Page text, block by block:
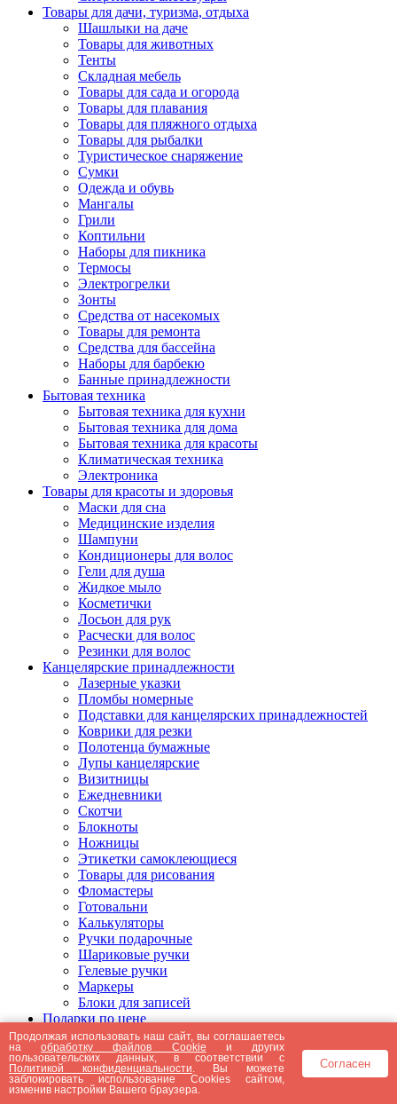
Товары для дачи, туризма, отдыха
Шашлыки на даче
Товары для животных
Тенты
Складная мебель
Товары для сада и огорода
Товары для плавания
Товары для пляжного отдыха
Товары для рыбалки
Туристическое снаряжение
Сумки
Одежда и обувь
Мангалы
Грили
Коптильни
Наборы для пикника
Термосы
Электрогрелки
Зонты
Средства от насекомых
Товары для ремонта
Средства для бассейна
Наборы для барбекю
Банные принадлежности
Бытовая техника
Бытовая техника для кухни
Бытовая техника для дома
Бытовая техника для красоты
Климатическая техника
Электроника
Товары для красоты и здоровья
Маски для сна
Медицинские изделия
Шампуни
Кондиционеры для волос
Гели для душа
Жидкое мыло
Косметички
Лосьон для рук
Расчески для волос
Резинки для волос
Канцелярские принадлежности
Лазерные указки
Пломбы номерные
Подставки для канцелярских принадлежностей
Коврики для резки
Полотенца бумажные
Лупы канцелярские
Визитницы
Ежедневники
Скотчи
Блокноты
Ножницы
Этикетки самоклеющиеся
Товары для рисования
Фломастеры
Готовальни
Калькуляторы
Ручки подарочные
Шариковые ручки
Гелевые ручки
Маркеры
Блоки для записей
Подарки по цене
Подарки от 5000 рублей
Подарки до 5000 рублей
Подарки до 3000 рублей
Подарки до 2000 рублей
Подарки до 1000 рублей
Продолжая использовать наш сайт, вы соглашаетесь
наобработку файлов Cookie и других
пользовательских данных, в соответствии с
Политикой конфиденциальности . Вы можете
заблокировать использование Cookies сайтом,
изменив настройки Вашего браузера.
Согласен